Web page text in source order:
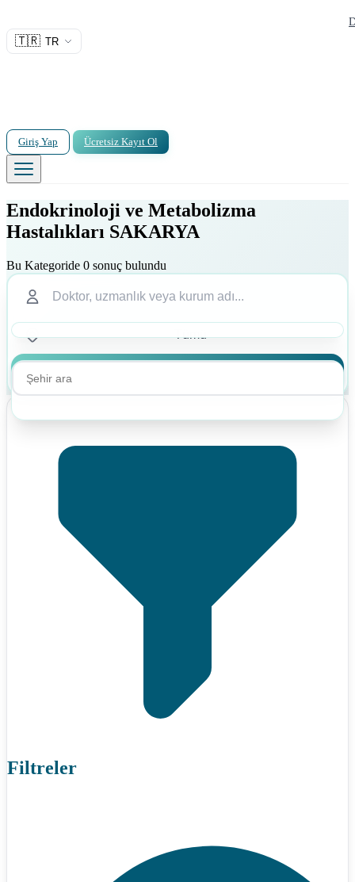
🇹🇷 TR
Giriş Yap Ücretsiz Kayıt Ol
Endokrinoloji ve Metabolizma
Hastalıkları SAKARYA
Bu Kategoride 0 sonuç bulundu
Filtreler